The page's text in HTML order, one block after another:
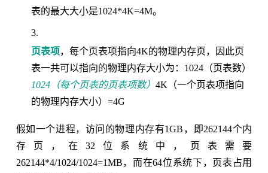
表的最大大小是1024*4K=4M。
页表项，每个页表项指向4K的物理内存页，因此页
表一共可以指向的物理内存大小为：1024（页表数）
1024（每个页表的页表项数） 4K（一个页表项指向
的物理内存大小）=4G
假如一个进程，访问的物理内存有1GB，即262144个内
存页，在32位系统中，页表需要
262144*4/1024/1024=1MB，而在64位系统下，页表占用